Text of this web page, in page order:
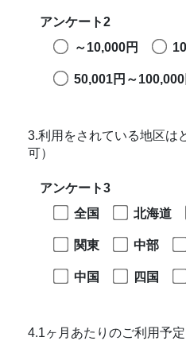
アンケート2
～10,000円
50,001円～100,000
3.利用をされている地区は
可）
アンケート3
全国
北海道
関東 中部
中国 四国
4.1ヶ月あたりのご利用予